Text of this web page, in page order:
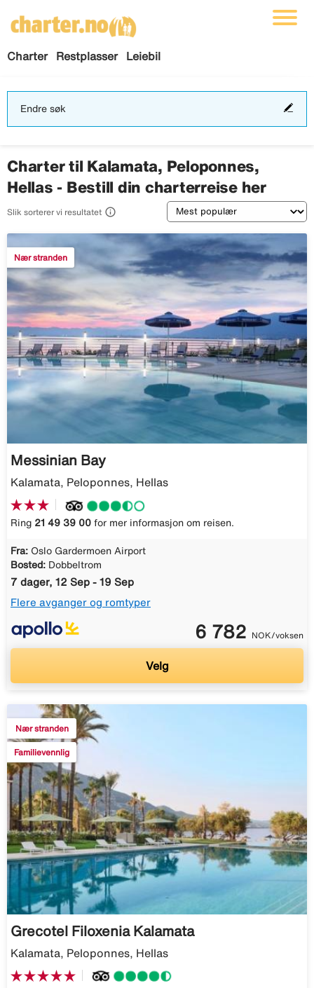
Charter Restplasser Leiebil
Endre søk
Charter til Kalamata, Peloponnes,
Hellas - Bestill din charterreise her
Slik sorterer vi resultatet  Sortering
Nær stranden
Messinian Bay
Kalamata, Peloponnes, Hellas
Ring 21 49 39 00 for mer informasjon om reisen.
Fra: Oslo Gardermoen Airport
Bosted: Dobbeltrom
7 dager, 12 Sep - 19 Sep
Flere avganger og romtyper
6 782 NOK/voksen
Velg
Nær stranden
Familievennlig
Grecotel Filoxenia Kalamata
Kalamata, Peloponnes, Hellas